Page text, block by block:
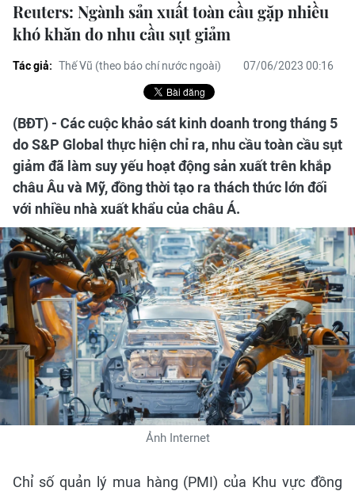
Reuters: Ngành sản xuất toàn cầu gặp nhiều
khó khăn do nhu cầu sụt giảm
Tác giả: Thế Vũ (theo báo chí nước ngoài) 07/06/2023 00:16
(BĐT) - Các cuộc khảo sát kinh doanh trong tháng 5
do S&P Global thực hiện chỉ ra, nhu cầu toàn cầu sụt
giảm đã làm suy yếu hoạt động sản xuất trên khắp
châu Âu và Mỹ, đồng thời tạo ra thách thức lớn đối
với nhiều nhà xuất khẩu của châu Á.
Ảnh Internet
Chỉ số quản lý mua hàng (PMI) của Khu vực đồng